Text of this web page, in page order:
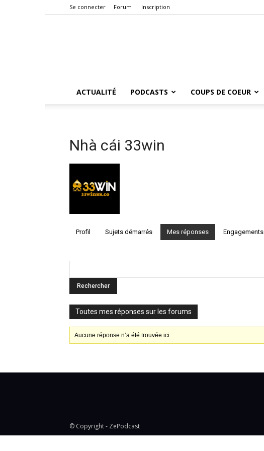
Se connecter Forum Inscription
ACTUALITÉ PODCASTS COUPS DE COEUR
Nhà cái 33win
Profil Sujets démarrés Mes réponses Engagements
Toutes mes réponses sur les forums
Aucune réponse n’a été trouvée ici.
© Copyright - ZePodcast